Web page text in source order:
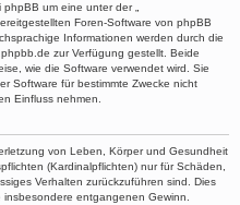
um eine unter der „
Foren-Software von phpBB
Informationen werden durch die
zur Verfügung gestellt. Beide
wie die Software verwendet wird. Sie
Software für bestimmte Zwecke nicht
Einfluss nehmen.
von Leben, Körper und Gesundheit
(Kardinalpflichten) nur für Schäden,
Verhalten zurückzuführen sind. Dies
entgangenen Gewinn.